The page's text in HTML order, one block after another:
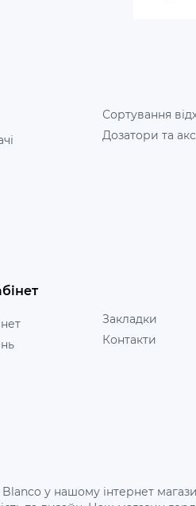
Сортування
Дозатори та
Закладки
Контакти
у нашому інтернет